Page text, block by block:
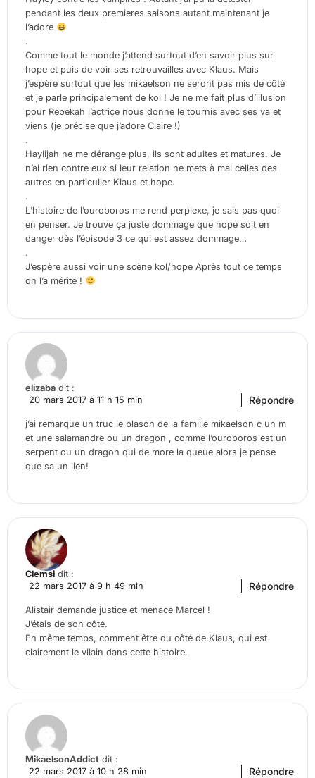
pendant les deux premieres saisons autant maintenant je
l’adore
.
Comme tout le monde j’attend surtout d’en savoir plus sur
hope et puis de voir ses retrouvailles avec Klaus. Mais
j’espère surtout que les mikaelson ne seront pas mis de côté
et je parle principalement de kol ! Je ne me fait plus d’illusion
pour Rebekah l’actrice nous donne le tournis avec ses va et
viens (je précise que j’adore Claire !)
.
Haylijah ne me dérange plus, ils sont adultes et matures. Je
n’ai rien contre eux si leur relation ne mets à mal celles des
autres en particulier Klaus et hope.
.
L’histoire de l’ouroboros me rend perplexe, je sais pas quoi
en penser. Je trouve ça juste dommage que hope soit en
danger dès l’épisode 3 ce qui est assez dommage…
.
J’espère aussi voir une scène kol/hope Après tout ce temps
on l’a mérité !
elizaba dit :
20 mars 2017 à 11 h 15 min
j’ai remarque un truc le blason de la famille mikaelson c un m
et une salamandre ou un dragon , comme l’ouroboros est un
serpent ou un dragon qui de more la queue alors je pense
que sa un lien!
Répondre
Clemsi dit :
22 mars 2017 à 9 h 49 min
Alistair demande justice et menace Marcel !
J’étais de son côté.
En même temps, comment être du côté de Klaus, qui est
clairement le vilain dans cette histoire.
Répondre
MikaelsonAddict dit :
22 mars 2017 à 10 h 28 min
Répondre